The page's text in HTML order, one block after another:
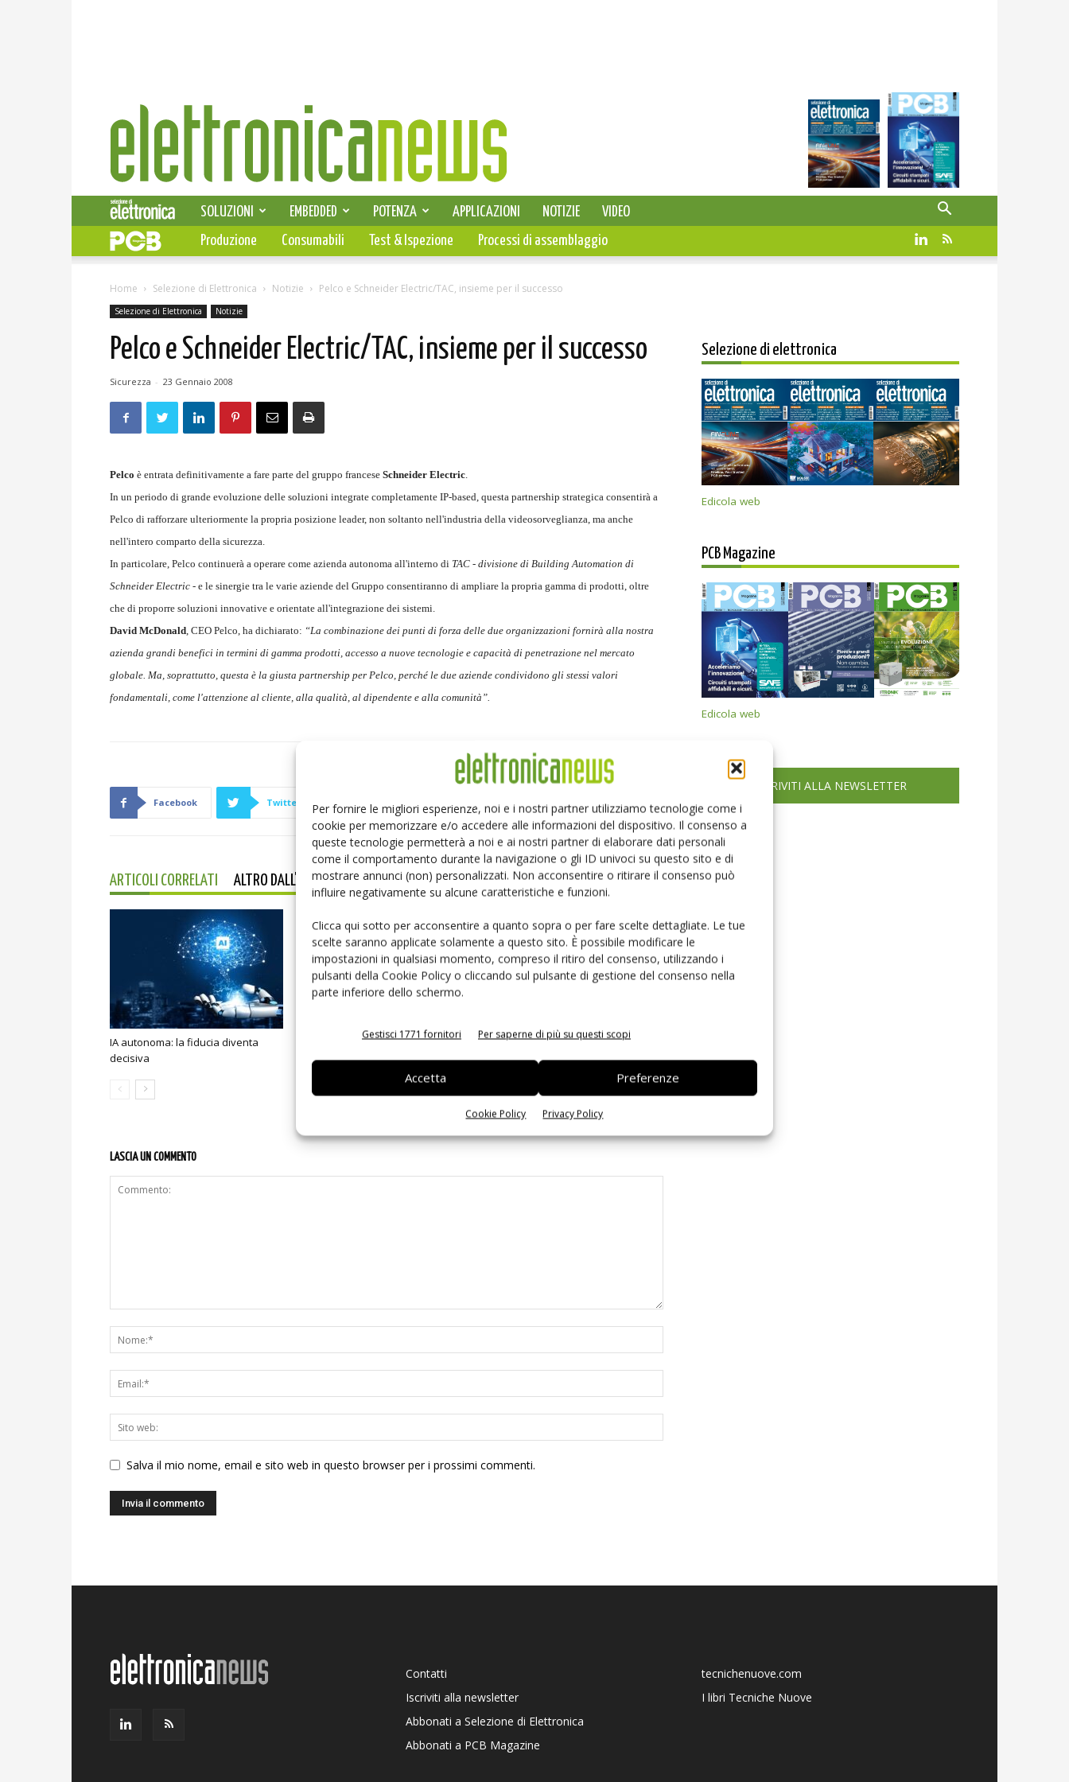
Per fornire le migliori esperienze, noi e i nostri partner utilizziamo tecnologie come i
cookie per memorizzare e/o accedere alle informazioni del dispositivo. Il consenso a
queste tecnologie permetterà a noi e ai nostri partner di elaborare dati personali
come il comportamento durante la navigazione o gli ID univoci su questo sito e di
mostrare annunci (non) personalizzati. Non acconsentire o ritirare il consenso può
influire negativamente su alcune caratteristiche e funzioni.
Clicca qui sotto per acconsentire a quanto sopra o per fare scelte dettagliate. Le tue
scelte saranno applicate solamente a questo sito. È possibile modificare le
impostazioni in qualsiasi momento, compreso il ritiro del consenso, utilizzando i
pulsanti della Cookie Policy o cliccando sul pulsante di gestione del consenso nella
parte inferiore dello schermo.
Gestisci 1771 fornitori Per saperne di più su questi scopi
Accetta Preferenze
Cookie Policy Privacy Policy
Elettronica
News
SELEZIONE DI ELETTRONICA
SOLUZIONI EMBEDDED POTENZA APPLICAZIONI NOTIZIE
VIDEO
PCB
Produzione Consumabili Test & Ispezione Processi di assemblaggio
Home Selezione di Elettronica Notizie Pelco e Schneider Electric/TAC, insieme per il successo
Selezione di Elettronica Notizie
Pelco e Schneider Electric/TAC, insieme per il successo
Sicurezza - 23 Gennaio 2008
Pelco è entrata definitivamente a fare parte del gruppo francese Schneider Electric.
In un periodo di grande evoluzione delle soluzioni integrate completamente IP-based, questa partnership strategica consentirà a
Pelco di rafforzare ulteriormente la propria posizione leader, non soltanto nell'industria della videosorveglianza, ma anche
nell'intero comparto della sicurezza.
In particolare, Pelco continuerà a operare come azienda autonoma all'interno di TAC - divisione di Building Automation di
Schneider Electric - e le sinergie tra le varie aziende del Gruppo consentiranno di ampliare la propria gamma di prodotti, oltre
che di proporre soluzioni innovative e orientate all'integrazione dei sistemi.
David McDonald, CEO Pelco, ha dichiarato: “La combinazione dei punti di forza delle due organizzazioni fornirà alla nostra
azienda grandi benefici in termini di gamma prodotti, accesso a nuove tecnologie e capacità di penetrazione nel mercato
globale. Ma, soprattutto, questa è la giusta partnership per Pelco, perché le due aziende condividono gli stessi valori
fondamentali, come l'attenzione al cliente, alla qualità, al dipendente e alla comunità”.
Facebook Twitter Linkedin Pinterest Email
ARTICOLI CORRELATI ALTRO DALL'AUTORE
IA autonoma: la fiducia diventa
decisiva
Smart home: la sfida passa da
sicurezza e interoperabilità
Siemens e NVIDIA insieme sull’IA
agentica per l’EDA
LASCIA UN COMMENTO
Salva il mio nome, email e sito web in questo browser per i prossimi commenti.
Selezione di elettronica
Edicola web
PCB Magazine
Edicola web
ISCRIVITI ALLA NEWSLETTER
Contatti
Iscriviti alla newsletter
Abbonati a Selezione di Elettronica
Abbonati a PCB Magazine
tecnichenuove.com
I libri Tecniche Nuove